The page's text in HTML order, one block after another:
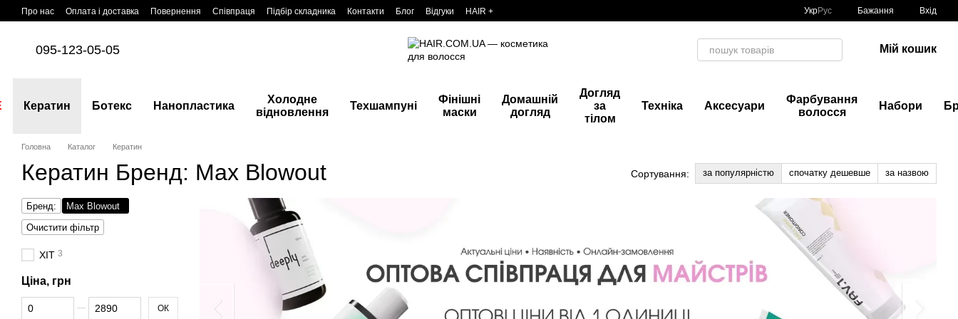
Перейти до основного контенту
Про нас Оплата і доставка Повернення Співпраця Підбір складника Контакти Блог Відгуки HAIR + УкрРус Бажання Вхід
095-123-05-05 Мій кошик
Кератин Ботекс Нанопластика
Холодне
відновлення
Техшампуні
Фінішні
маски
Домашній
догляд
Догляд
за
тілом
Техніка Аксесуари
Фарбування
волосся
Набори
Головна Каталог Кератин
Кератин Бренд: Max Blowout Сортування: за популярністю спочатку дешевше за назвою
Бренд:
Max Blowout
Очистити фільтр
ХІТ 3
Ціна, грн
Від Ціна, грн
До Ціна, грн ОК